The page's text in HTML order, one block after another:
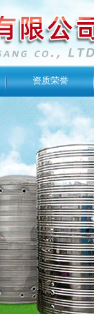
资质荣誉